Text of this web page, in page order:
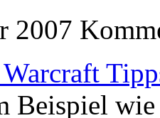
2007
Beispiel